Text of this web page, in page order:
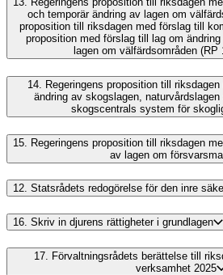
och temporär ändring av lagen om välfärdsområden |
proposition till riksdagen med förslag till
proposition med förslag till lag om
lagen om välfärdsområden (RP
14.
Regeringens proposition till
ändring av skogslagen,
skogscentrals system för
15. Regeringens proposition till riksdagen
av lagen om
12. Statsrådets redogörelse för den inre
16. Skriv in djurens rättigheter i grundlagen
17.
Förvaltningsrådets berättelse till
verksamhet 2025